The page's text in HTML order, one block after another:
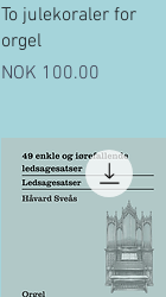
Quick View
To julekoraler for
orgel
Price
NOK 100.00